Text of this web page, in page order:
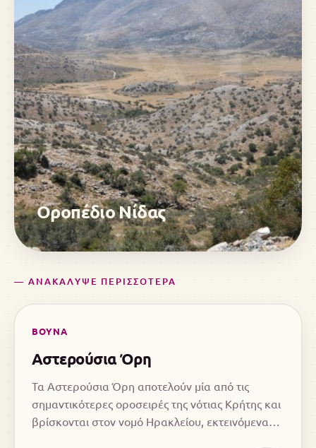
Οροπέδιο Νίδας
— ΑΝΑΚΑΛΥΨΕ ΠΕΡΙΣΣΟΤΕΡΑ
ΒΟΥΝΑ
Αστερούσια Όρη
Τα Αστερούσια Όρη αποτελούν μία από τις
σημαντικότερες οροσειρές της νότιας Κρήτης και
βρίσκονται στον νομό Ηρακλείου, εκτεινόμενα